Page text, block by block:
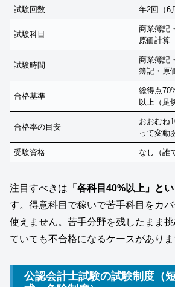
試験回数 年2回（6
試験科目
商業簿記
原価計算
試験時間
商業簿記
簿記・原
合格基準
総得点
以上（足
合格率の目安
おおむね
って変動
受験資格 なし（誰
注目すべきは 「各科目40%以上」と
す。得意科目で稼いで苦手科目をカ
使えません。苦手分野を残したまま
ていても不合格になるケースがありま
公認会計士試験の試験制度（